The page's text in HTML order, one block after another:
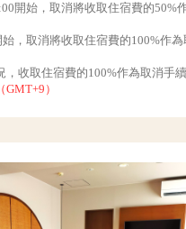
開始，取消將收取住宿費的50%
，取消將收取住宿費的100%作
收取住宿費的100%作為取消手續
）